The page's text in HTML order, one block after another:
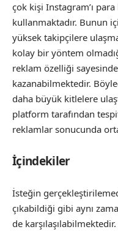
çok kişi Instagram’ı
kullanmaktadır. Bunun
yüksek takipçilere
kolay bir yöntem
reklam özelliği
kazanabilmektedir.
daha büyük kitlelere
platform tarafından
reklamlar sonucunda
İçindekiler
İsteğin
çıkabildiği gibi aynı
de